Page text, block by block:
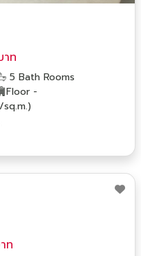
ท
5 Bath Rooms
Floor -
ท